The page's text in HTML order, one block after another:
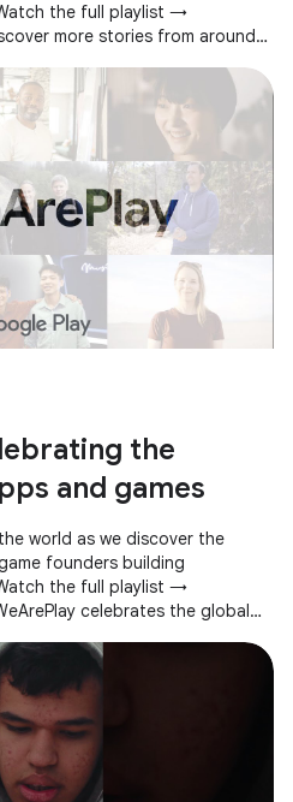
the full playlist →
more stories from around
the
and games
world as we discover the
founders building
the full playlist →
celebrates the global